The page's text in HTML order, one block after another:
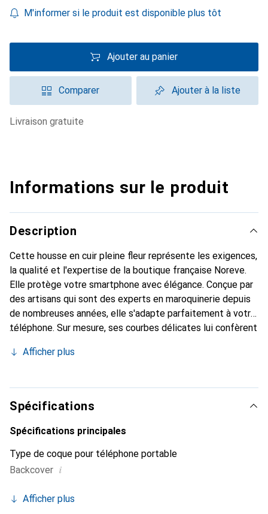
M'informer si le produit est disponible plus tôt
Ajouter au panier
Comparer Ajouter à la liste
livraison gratuite
Informations sur le produit
Description
Cette housse en cuir pleine fleur représente les exigences,
la qualité et l'expertise de la boutique française Noreve.
Elle protège votre smartphone avec élégance. Conçue par
des artisans qui sont des experts en maroquinerie depuis
de nombreuses années, elle s'adapte parfaitement à votre
téléphone. Sur mesure, ses courbes délicates lui confèrent
et indispensable de votre smartphone. Reconnaître
marque Noreve est un choix sûr pour une clientèle
exigeante.
Afficher plus
Spécifications
Spécifications principales
Type de coque pour téléphone portable
Backcover i
Afficher plus